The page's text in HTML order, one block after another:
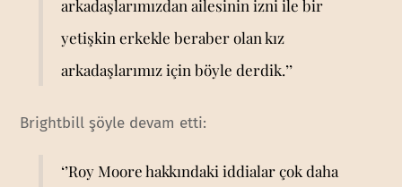
arkadaşlarımızdan ailesinin izni ile bir
yetişkin erkekle beraber olan kız
arkadaşlarımız için böyle derdik.’’
Brightbill şöyle devam etti:
‘’Roy Moore hakkındaki iddialar çok daha